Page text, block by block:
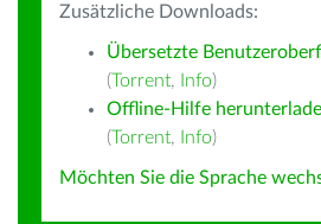
Zusätzliche Downloads:
Übersetzte
(Torrent, Info)
Offline-Hilfe
(Torrent, Info)
Möchten Sie die Sprache